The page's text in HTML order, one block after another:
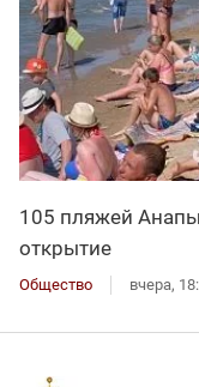
105 пляжей
открытие
Общество вчера,